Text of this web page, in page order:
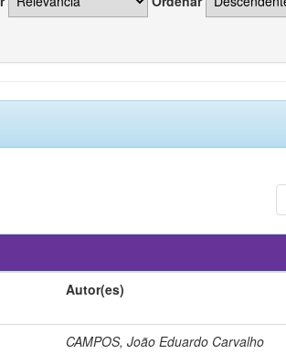
Autor(es)
CAMPOS, João Eduardo Carvalho